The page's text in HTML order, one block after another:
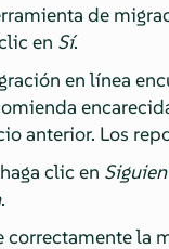
de
en Sí.
en línea
anterior. Los
clic en
.
correctamente la